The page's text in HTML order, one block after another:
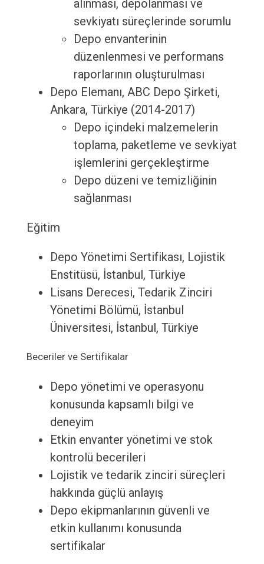
alınması, depolanması ve
sevkiyatı süreçlerinde sorumlu
Depo envanterinin
düzenlenmesi ve performans
raporlarının oluşturulması
Depo Elemanı, ABC Depo Şirketi,
Ankara, Türkiye (2014-2017)
Depo içindeki malzemelerin
toplama, paketleme ve sevkiyat
işlemlerini gerçekleştirme
Depo düzeni ve temizliğinin
sağlanması
Eğitim
Depo Yönetimi Sertifikası, Lojistik
Enstitüsü, İstanbul, Türkiye
Lisans Derecesi, Tedarik Zinciri
Yönetimi Bölümü, İstanbul
Üniversitesi, İstanbul, Türkiye
Beceriler ve Sertifikalar
Depo yönetimi ve operasyonu
konusunda kapsamlı bilgi ve
deneyim
Etkin envanter yönetimi ve stok
kontrolü becerileri
Lojistik ve tedarik zinciri süreçleri
hakkında güçlü anlayış
Depo ekipmanlarının güvenli ve
etkin kullanımı konusunda
sertifikalar